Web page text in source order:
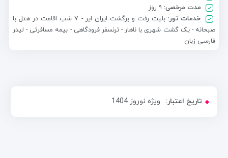
مدت مرخصی: ۹ روز
خدمات تور:
بلیت رفت و برگشت ایران ایر - ۷ شب اقامت در هتل با
صبحانه - یک گشت شهری با ناهار - ترنسفر فرودگاهی - بیمه مسافرتی - لیدر
فارسی زبان
تاریخ اعتبار: ویژه نوروز 1404